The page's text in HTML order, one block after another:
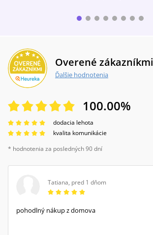
Overené zákazníkmi
Ďalšie hodnotenia
100.00%
dodacia lehota
kvalita komunikácie
* hodnotenia za posledných 90 dní
Tatiana, pred 1 dňom
pohodlný nákup z domova